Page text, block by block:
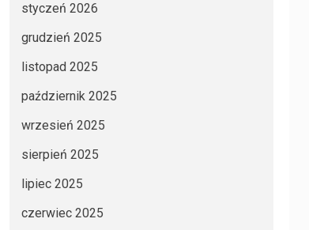
styczeń 2026
grudzień 2025
listopad 2025
październik 2025
wrzesień 2025
sierpień 2025
lipiec 2025
czerwiec 2025